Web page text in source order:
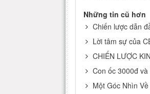
Những tin cũ hơn
Chiến lược dẫn
Lời tâm sự của
CHIẾN LƯỢC
Con ốc 3000đ
Một Góc Nhìn